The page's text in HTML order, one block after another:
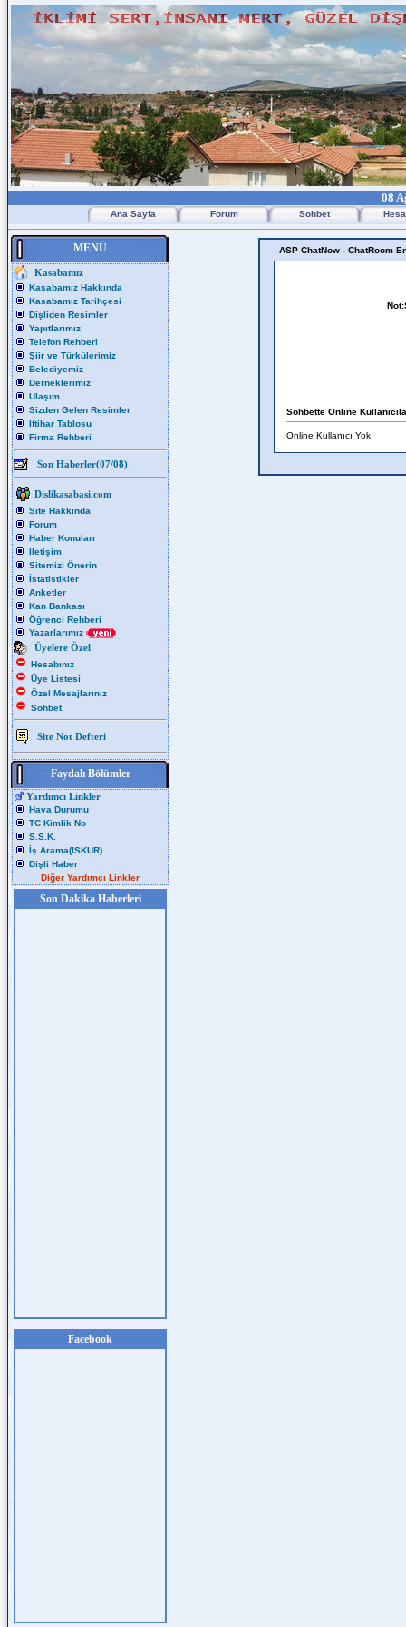
08
Ana Sayfa Forum Sohbet
MENÜ
Kasabamız
Kasabamız Hakkında
Kasabamız Tarihçesi
Dişliden Resimler
Yapıtlarımız
Telefon Rehberi
Şiir ve Türkülerimiz
Belediyemiz
Derneklerimiz
Ulaşım
Sizden Gelen Resimler
İftihar Tablosu
Firma Rehberi
Son Haberler(07/08)
Dislikasabasi.com
Site Hakkında
Forum
Haber Konuları
İletişim
Sitemizi Önerin
İstatistikler
Anketler
Kan Bankası
Öğrenci Rehberi
Yazarlarımız
Üyelere Özel
Hesabınız
Üye Listesi
Özel Mesajlarınız
Sohbet
Site Not Defteri
Faydalı Bölümler
Yardımcı Linkler
Hava Durumu
TC Kimlik No
S.S.K.
İş Arama(ISKUR)
Dişli Haber
Diğer Yardımcı Linkler
Son Dakika Haberleri
Facebook
ASP ChatNow - ChatRoom
Sohbette Online
Online Kullanıcı Yok